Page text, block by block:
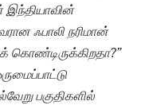
இந்தியாவின்
ஃபாலி நரிமான்
கொண்டிருக்கிறதா?”
பகுதிகளில்